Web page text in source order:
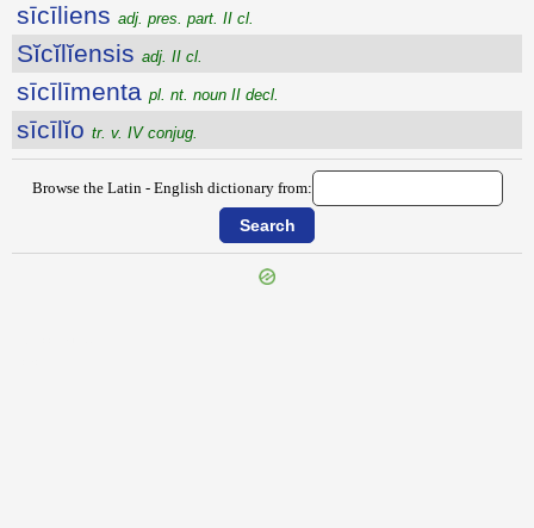
sīcīliens adj. pres. part. II cl.
Sĭcĭlĭensis adj. II cl.
sīcīlīmenta pl. nt. noun II decl.
sīcīlĭo tr. v. IV conjug.
Browse the Latin - English dictionary from: